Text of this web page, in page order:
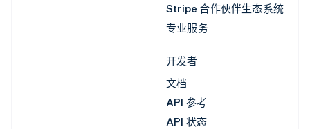
Stripe 合作伙伴生态系统
专业服务
开发者
文档
API 参考
API 状态